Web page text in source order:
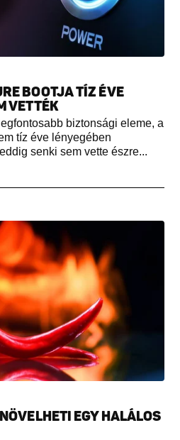
BOOTJA TÍZ ÉVE
VETTÉK
biztonsági eleme, a
tíz éve lényegében
senki sem vette észre...
EGY HALÁLOS